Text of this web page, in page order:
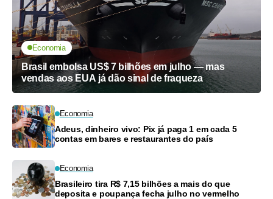
Economia
Brasil embolsa US$ 7 bilhões em julho — mas
vendas aos EUA já dão sinal de fraqueza
Economia
Adeus, dinheiro vivo: Pix já paga 1 em cada 5
contas em bares e restaurantes do país
Economia
Brasileiro tira R$ 7,15 bilhões a mais do que
deposita e poupança fecha julho no vermelho